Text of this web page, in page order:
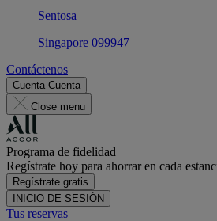
Sentosa
Singapore 099947
Contáctenos
Cuenta Cuenta
Close menu
Programa de fidelidad
Regístrate hoy para ahorrar en cada
Regístrate gratis
INICIO DE SESIÓN
Tus reservas